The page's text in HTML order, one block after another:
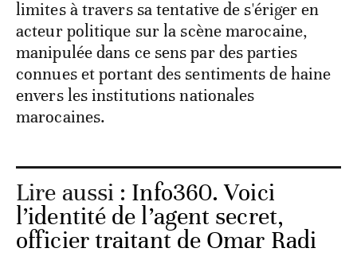
limites à travers sa tentative de s'ériger en
acteur politique sur la scène marocaine,
manipulée dans ce sens par des parties
connues et portant des sentiments de haine
envers les institutions nationales
marocaines.
Lire aussi : Info360. Voici
l’identité de l’agent secret,
officier traitant de Omar Radi